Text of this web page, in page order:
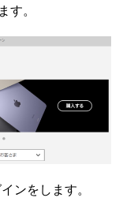
す。
ンをします。